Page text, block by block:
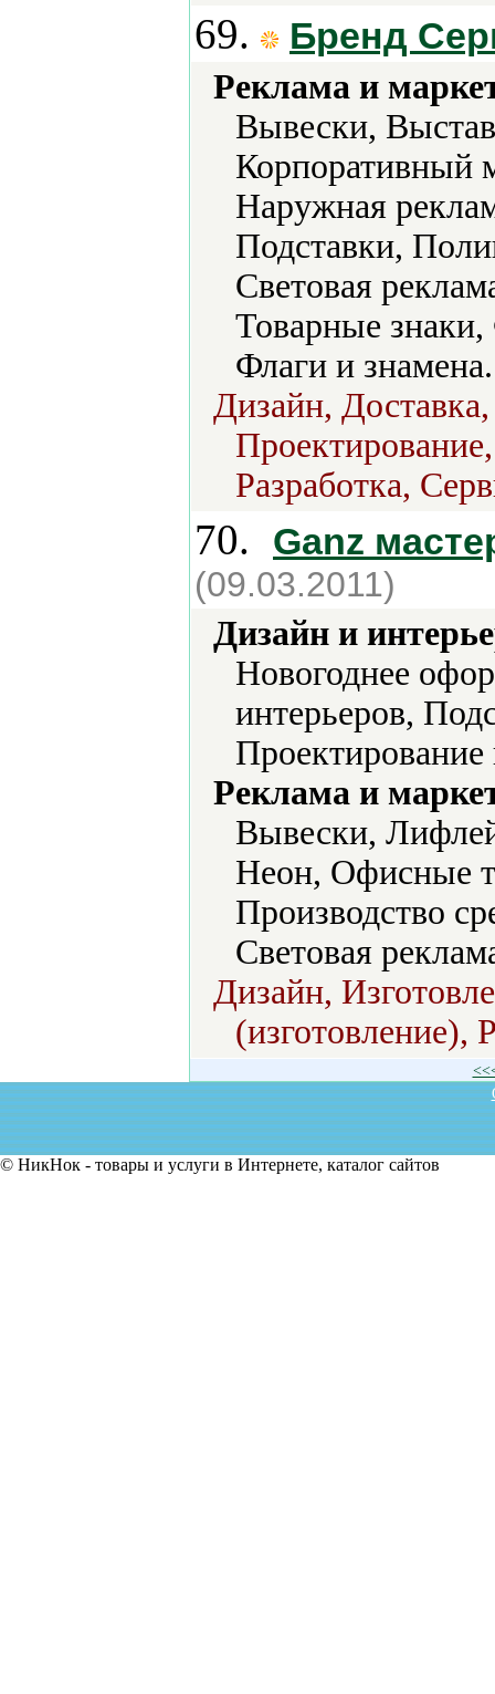
69. Бренд
Реклама и
Вывески,
Корпоративный
Наружная
Подставки,
Световая
Товарные
Флаги и знамена.
Дизайн,
Разработка,
70. Ganz
(09.03.2011)
Дизайн и
Новогоднее
интерьеров,
Проектирование
Реклама и
Вывески,
Неон, Офисные
Производство
Световая
Дизайн,
(изготовление),
© НикНок - товары и услуги в Интернете, каталог сайтов